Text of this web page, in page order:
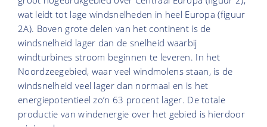
wat leidt tot lage windsnelheden in heel Europa (figuur
2A). Boven grote delen van het continent is de
windsnelheid lager dan de snelheid waarbij
windturbines stroom beginnen te leveren. In het
Noordzeegebied, waar veel windmolens staan, is de
windsnelheid veel lager dan normaal en is het
energiepotentieel zo’n 63 procent lager. De totale
productie van windenergie over het gebied is hierdoor